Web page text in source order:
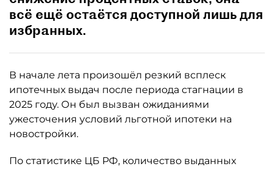
всё ещё остаётся доступной лишь для
избранных.
В начале лета произошёл резкий всплеск
ипотечных выдач после периода стагнации в
2025 году. Он был вызван ожиданиями
ужесточения условий льготной ипотеки на
новостройки.
По статистике ЦБ РФ, количество выданных